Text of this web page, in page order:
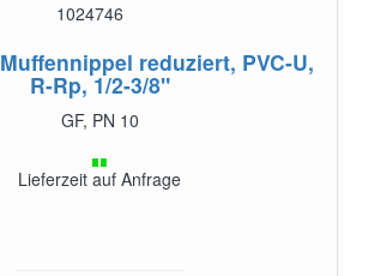
1024746
Muffennippel reduziert, PVC-U,
R-Rp, 1/2-3/8"
GF, PN 10
Lieferzeit auf Anfrage